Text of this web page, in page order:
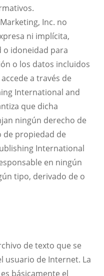
Inc. no
ni implícita,
o idoneidad para
o los datos incluidos
a través de
International and
que dicha
ningún derecho de
propiedad de
International
en ningún
tipo, derivado de o
de texto que se
usuario de Internet. La
básicamente el